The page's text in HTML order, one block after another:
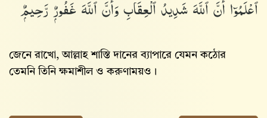
ٱعْلَمُوٓا۟ أَنَّ ٱللَّهَ شَدِيدُ ٱلْعِقَابِ وَأَنَّ ٱللَّهَ غَفُورٌۭ رَّحِيمٌۭ
জেনে রাখো, আল্লাহ‌ শাস্তি দানের ব্যাপারে যেমন কঠোর
তেমনি তিনি ক্ষমাশীল ও করুণাময়ও।